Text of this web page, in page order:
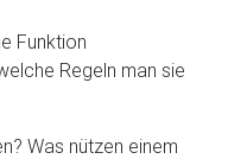
Funktion
Regeln man sie
Was nützen einem